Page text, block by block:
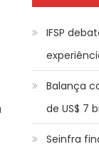
IFSP
Balança
de US$ 7
Seinfra